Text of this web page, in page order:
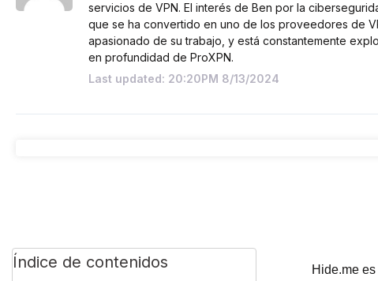
servicios de VPN. El interés de Ben por la
que se ha convertido en uno de los proveedores de
apasionado de su trabajo, y está constantemente
en profundidad de ProXPN.
Last updated: 20:20PM 8/13/2024
Índice de contenidos
Hide.me